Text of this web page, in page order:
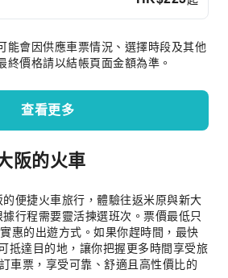
能會因供應車票情況、選擇時段及其他
終價格請以結帳頁面金額為準。
查看更多
阪的火車
便捷火車旅行，體驗往返米原與新大
行程需要靈活揀選班次。票價最低只
惠的出遊方式。如果你趕時間，最快
抵達目的地，讓你把握更多時間享受旅
車票，享受可靠、舒適且高性價比的